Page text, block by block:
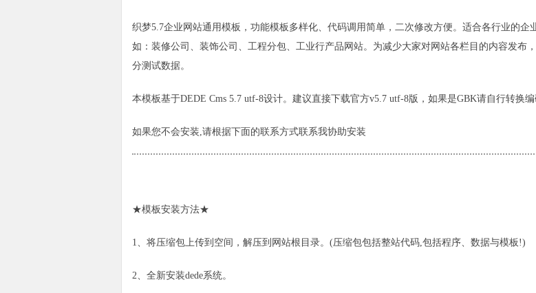
织梦5.7企业网站通用模板，功能模板多样化、 代码调用简单，二次修改方便。适合各行业的企
如：装修公司、装饰公司、工程分包、工业行产品网站。为减少大家对网站各栏目的内容发布
分测试数据。
本模板基于DEDE Cms 5.7 utf-8设计。建议直接下载官方v5.7 utf-8版，如果是GBK请自行转换编
如果您不会安装,请根据下面的联系方式联系我协助安装
★模板安装方法★
1、将压缩包上传到空间，解压到网站根目录。(压缩包包括整站代码,包括程序、数据与模板!)
2、全新安装dede系统。